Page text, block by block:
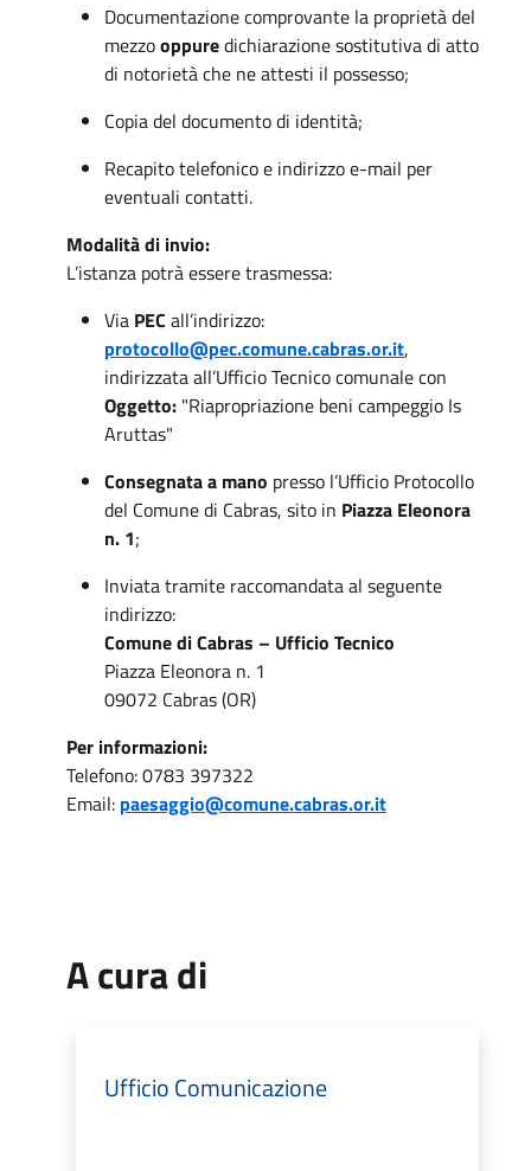
Documentazione comprovante la proprietà del
mezzooppuredichiarazione sostitutiva di atto
di notorietà che ne attesti il possesso;
Copia del documento di identità;
Recapito telefonico e indirizzo e-mail per
eventuali contatti.
Modalità di invio:
L’istanza potrà essere trasmessa:
Via PEC all’indirizzo:
protocollo@pec.comune.cabras.or.it,
indirizzata all’Ufficio Tecnico comunale con
Oggetto: "Riapropriazione beni campeggio Is
Aruttas"
Consegnata a mano presso l’Ufficio Protocollo
del Comune di Cabras, sito in Piazza Eleonora
n. 1;
Inviata tramite raccomandata al seguente
indirizzo:
Comune di Cabras – Ufficio Tecnico
Piazza Eleonora n. 1
09072 Cabras (OR)
Per informazioni:
Telefono: 0783 397322
Email: paesaggio@comune.cabras.or.it
A cura di
Ufficio Comunicazione